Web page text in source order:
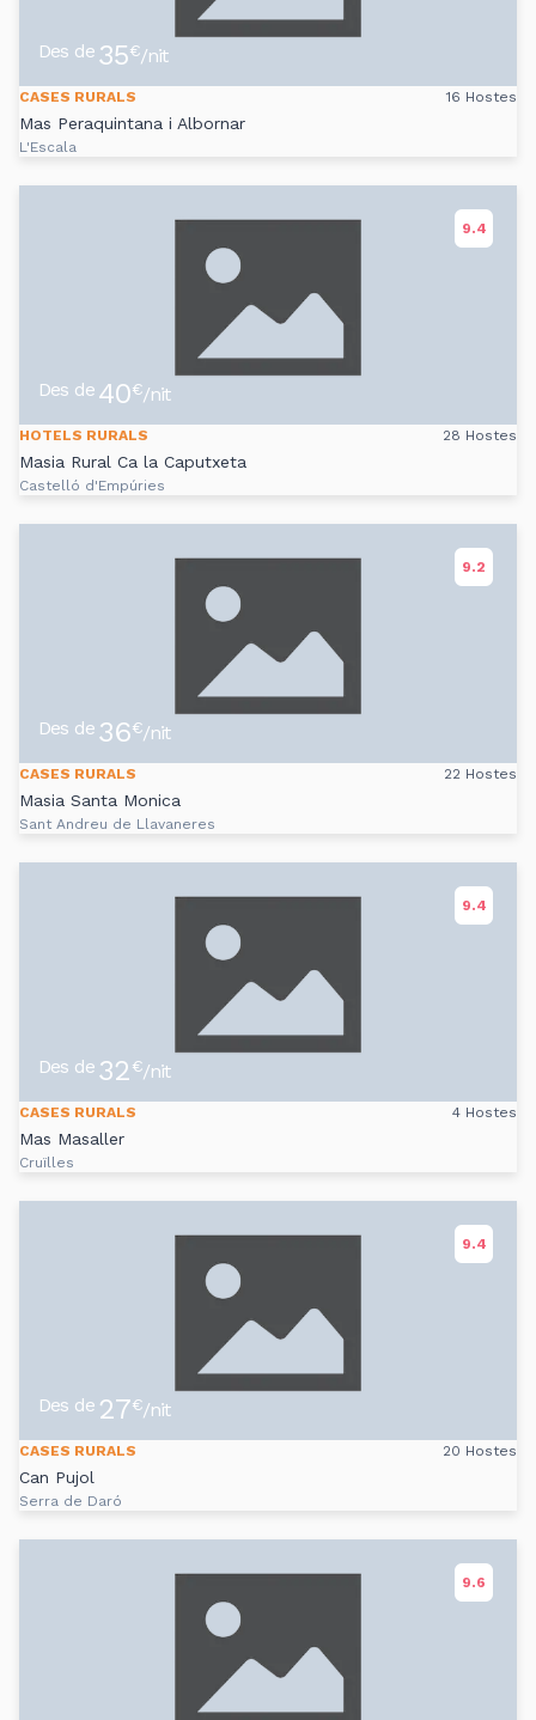
Des de 35€/nit
CASES RURALS 16 Hostes
Mas Peraquintana i Albornar
L'Escala
9.4
Des de 40€/nit
HOTELS RURALS 28 Hostes
Masia Rural Ca la Caputxeta
Castelló d'Empúries
9.2
Des de 36€/nit
CASES RURALS 22 Hostes
Masia Santa Monica
Sant Andreu de Llavaneres
9.4
Des de 32€/nit
CASES RURALS 4 Hostes
Mas Masaller
Cruïlles
9.4
Des de 27€/nit
CASES RURALS 20 Hostes
Can Pujol
Serra de Daró
9.6